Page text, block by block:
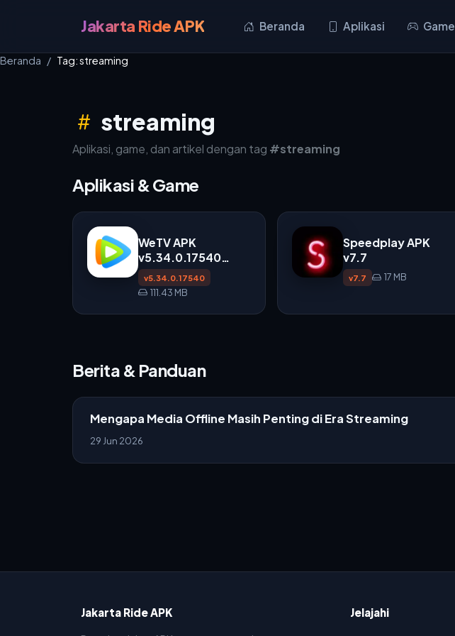
Jakarta Ride APK Beranda Aplikasi Game
Beranda Tag: streaming
streaming
Aplikasi, game, dan artikel dengan tag #streaming
Aplikasi & Game
WeTV APK
v5.34.0.17540
untuk Android
v5.34.0.17540
111.43 MB
Speedplay APK
v7.7
v7.7 17 MB
Berita & Panduan
Mengapa Media Offline Masih Penting di Era Streaming
29 Jun 2026
Jakarta Ride APK Jelajahi